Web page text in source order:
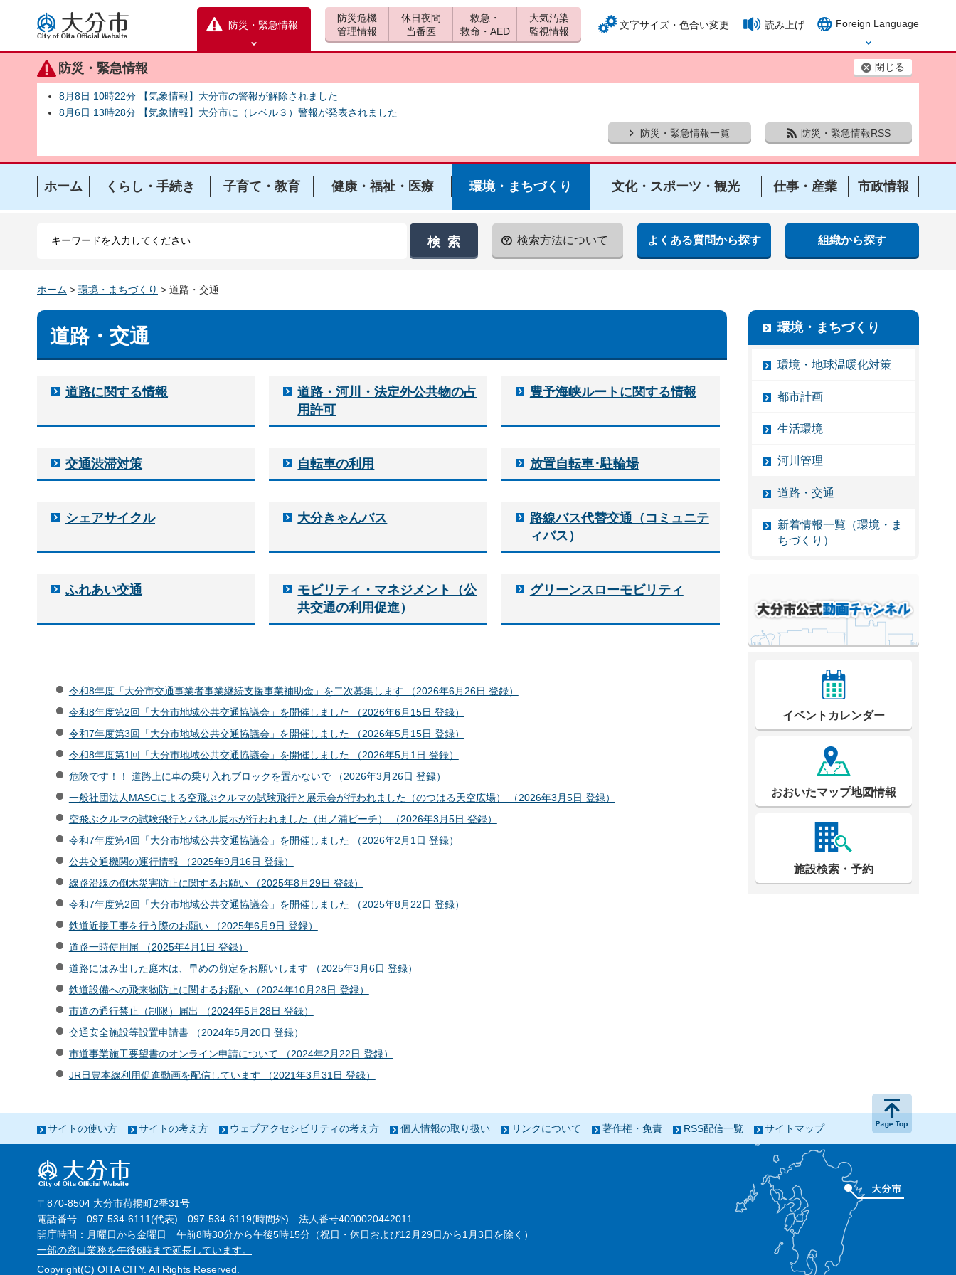
大分市
防災・緊急情報
防災緊急情報を開く
防災・緊急情報 閉じる
8月8日 10時22分 【気象情報】大分市の警報が解除されました
8月6日 13時28分 【気象情報】大分市に（レベル３）警報が発表されました
防災・緊急情報一覧
防災・緊急情報RSS
防災危機
管理情報
休日夜間
当番医
救急・
救命・AED
大気汚染
監視情報
文字サイズ・色合い変更 読み上げ
Foreign Language
Select Language
ホーム くらし・手続き 子育て・教育 健康・福祉・医療 環境・まちづくり 文化・スポーツ・観光 仕事・産業 市政情報
検索方法について よくある質問から探す 組織から探す
ホーム > 環境・まちづくり > 道路・交通
道路・交通
道路に関する情報
道路・河川・法定外公共物の占
用許可
豊予海峡ルートに関する情報
交通渋滞対策 自転車の利用 放置自転車･駐輪場
シェアサイクル 大分きゃんバス
路線バス代替交通（コミュニテ
ィバス）
ふれあい交通
モビリティ・マネジメント（公
共交通の利用促進）
グリーンスローモビリティ
令和8年度「大分市交通事業者事業継続支援事業補助金」を二次募集します （2026年6月26日 登録）
令和8年度第2回「大分市地域公共交通協議会」を開催しました （2026年6月15日 登録）
令和7年度第3回「大分市地域公共交通協議会」を開催しました （2026年5月15日 登録）
令和8年度第1回「大分市地域公共交通協議会」を開催しました （2026年5月1日 登録）
危険です！！ 道路上に車の乗り入れブロックを置かないで （2026年3月26日 登録）
一般社団法人MASCによる空飛ぶクルマの試験飛行と展示会が行われました（のつはる天空広場） （2026年3月5日 登録）
空飛ぶクルマの試験飛行とパネル展示が行われました（田ノ浦ビーチ） （2026年3月5日 登録）
令和7年度第4回「大分市地域公共交通協議会」を開催しました （2026年2月1日 登録）
公共交通機関の運行情報 （2025年9月16日 登録）
線路沿線の倒木災害防止に関するお願い （2025年8月29日 登録）
令和7年度第2回「大分市地域公共交通協議会」を開催しました （2025年8月22日 登録）
鉄道近接工事を行う際のお願い （2025年6月9日 登録）
道路一時使用届 （2025年4月1日 登録）
道路にはみ出した庭木は、早めの剪定をお願いします （2025年3月6日 登録）
鉄道設備への飛来物防止に関するお願い （2024年10月28日 登録）
市道の通行禁止（制限）届出 （2024年5月28日 登録）
交通安全施設等設置申請書 （2024年5月20日 登録）
市道事業施工要望書のオンライン申請について （2024年2月22日 登録）
JR日豊本線利用促進動画を配信しています （2021年3月31日 登録）
環境・まちづくり
環境・地球温暖化対策
都市計画
生活環境
河川管理
道路・交通
新着情報一覧（環境・ま
ちづくり）
イベントカレンダー
おおいたマップ地図情報
施設検索・予約
サイトの使い方 サイトの考え方 ウェブアクセシビリティの考え方 個人情報の取り扱い リンクについて 著作権・免責 RSS配信一覧 サイトマップ
〒870-8504 大分市荷揚町2番31号
電話番号 097-534-6111(代表) 097-534-6119(時間外) 法人番号4000020442011
開庁時間：月曜日から金曜日 午前8時30分から午後5時15分（祝日・休日および12月29日から1月3日を除く）
一部の窓口業務を午後6時まで延長しています。
Copyright(C) OITA CITY. All Rights Reserved.